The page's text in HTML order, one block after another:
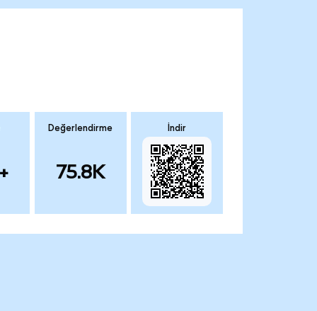
Değerlendirme
75.8K
İndir